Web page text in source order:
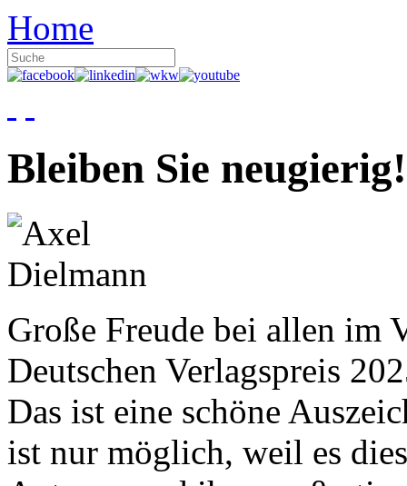
Home
Bleiben Sie neugierig!
Große Freude bei allen im
Deutschen Verlagspreis
Das ist eine schöne
ist nur möglich, weil es